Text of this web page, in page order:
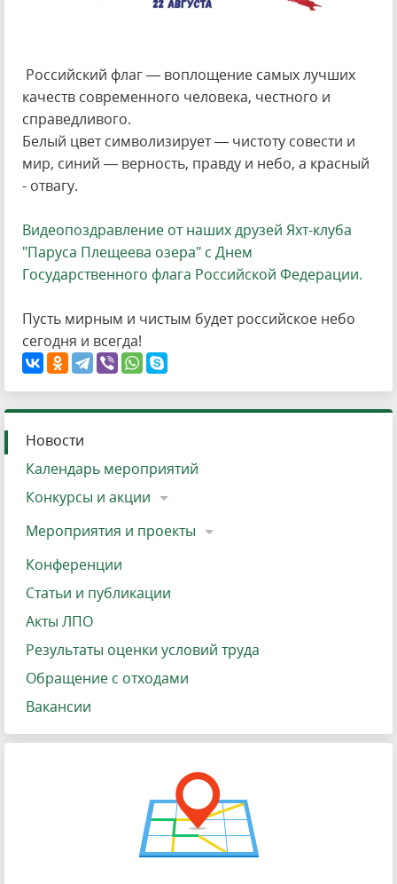
Российский флаг — воплощение самых лучших
качеств современного человека, честного и
справедливого.
Белый цвет символизирует — чистоту совести и
мир, синий — верность, правду и небо, а красный
- отвагу.
Видеопоздравление от наших друзей Яхт-клуба
"Паруса Плещеева озера" с Днем
Государственного флага Российской Федерации.
Пусть мирным и чистым будет российское небо
сегодня и всегда!
Новости
Календарь мероприятий
Конкурсы и акции
Мероприятия и проекты
Конференции
Статьи и публикации
Акты ЛПО
Результаты оценки условий труда
Обращение с отходами
Вакансии